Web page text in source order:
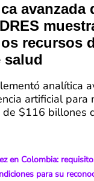
avanzada
recursos
salud
analítica
artificial para
de $116 billones
en Colombia:
para su